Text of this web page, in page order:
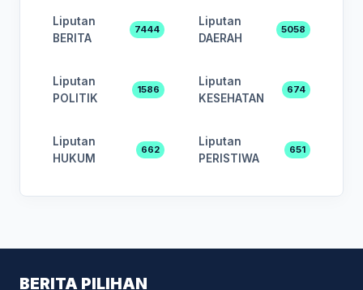
Liputan
BERITA
7444
Liputan
DAERAH
5058
Liputan
POLITIK
1586
Liputan
KESEHATAN
674
Liputan
HUKUM
662
Liputan
PERISTIWA
651
BERITA PILIHAN